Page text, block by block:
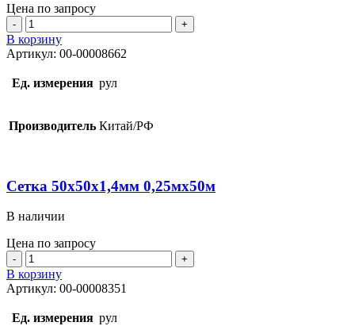
Цена по запросу
Количество
товара
Сетка
50х50х1,4мм
0,20мх50м
В корзину
Артикул: 00-00008662
Ед. измерения рул
Производитель Китай/РФ
Сетка 50х50х1,4мм 0,25мх50м
В наличии
Цена по запросу
Количество
товара
Сетка
50х50х1,4мм
0,25мх50м
В корзину
Артикул: 00-00008351
Ед. измерения рул